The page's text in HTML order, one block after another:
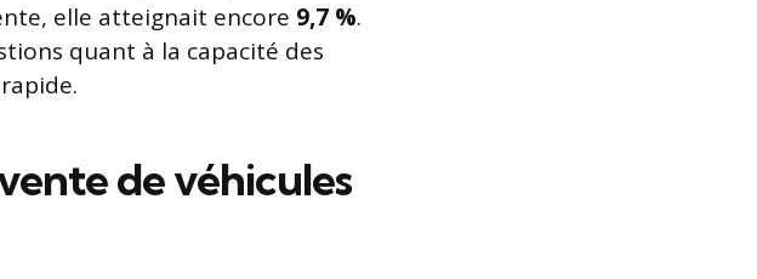
elle atteignait encore 9,7 %.
quant à la capacité des
de véhicules